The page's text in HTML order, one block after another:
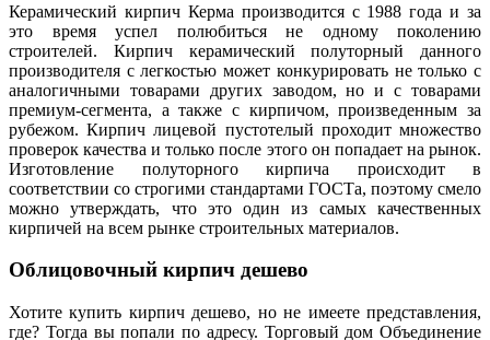
Керамический кирпич Керма производится с 1988 года и за
это время успел полюбиться не одному поколению
строителей. Кирпич керамический полуторный данного
производителя с легкостью может конкурировать не только с
аналогичными товарами других заводом, но и с товарами
премиум-сегмента, а также с кирпичом, произведенным за
рубежом. Кирпич лицевой пустотелый проходит множество
проверок качества и только после этого он попадает на рынок.
Изготовление полуторного кирпича происходит в
соответствии со строгими стандартами ГОСТа, поэтому смело
можно утверждать, что это один из самых качественных
кирпичей на всем рынке строительных материалов.
Облицовочный кирпич дешево
Хотите купить кирпич дешево, но не имеете представления,
где? Тогда вы попали по адресу. Торговый дом Объединение